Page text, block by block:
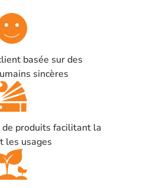
basée sur des
sincères
produits facilitant la
les usages